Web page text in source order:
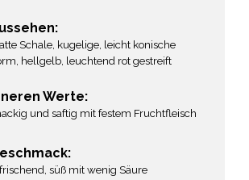
Schale, kugelige, leicht konische
hellgelb, leuchtend rot gestreift
Werte:
und saftig mit festem Fruchtfleisch
süß mit wenig Säure